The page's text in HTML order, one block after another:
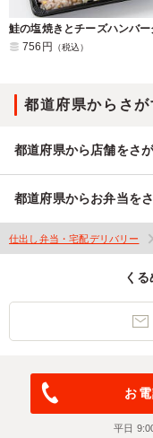
756円
（税込）
都道府県からさが
都道府県から店舗をさ
都道府県からお弁当を
仕出し弁当・宅配デリバリー
く
お
平日